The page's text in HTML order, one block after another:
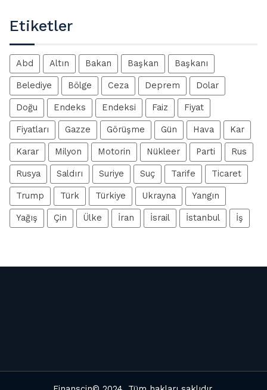
Etiketler
Abd Altın Bakan Başkan Başkanı
Belediye Bölge Ceza Deprem Dolar
Doğu Endeks Endeksi Faiz Fiyat
Fiyatları Gazze Görüşme Gün Hava Kar
Karar Milyon Motorin Nükleer Parti Rus
Rusya Saldırı Suriye Suç Tarife Ticaret
Trump Türk Türkiye Ukrayna Yangın
Yağış Çin Ülke İran İsrail İstanbul İş